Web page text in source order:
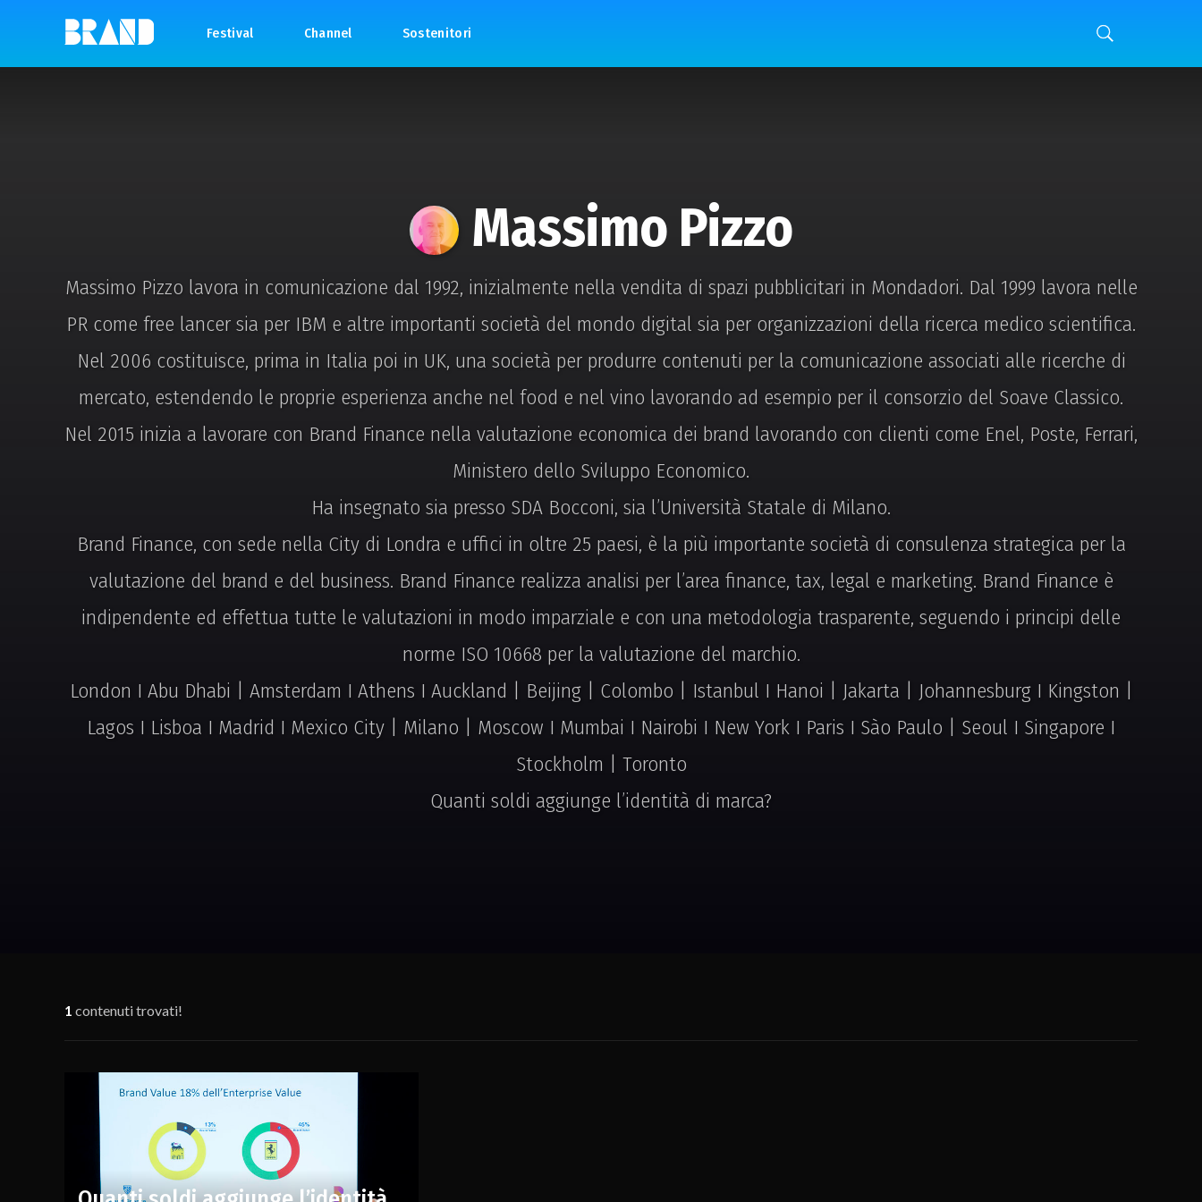
Festival Channel Sostenitori
Massimo Pizzo
Massimo Pizzo lavora in comunicazione dal 1992, inizialmente nella vendita di spazi pubblicitari in Mondadori. Dal 1999 lavora nelle
PR come free lancer sia per IBM e altre importanti società del mondo digital sia per organizzazioni della ricerca medico scientifica.
Nel 2006 costituisce, prima in Italia poi in UK, una società per produrre contenuti per la comunicazione associati alle ricerche di
mercato, estendendo le proprie esperienza anche nel food e nel vino lavorando ad esempio per il consorzio del Soave Classico.
Nel 2015 inizia a lavorare con Brand Finance nella valutazione economica dei brand lavorando con clienti come Enel, Poste, Ferrari,
Ministero dello Sviluppo Economico.
Ha insegnato sia presso SDA Bocconi, sia l’Università Statale di Milano.
Brand Finance, con sede nella City di Londra e uffici in oltre 25 paesi, è la più importante società di consulenza strategica per la
valutazione del brand e del business. Brand Finance realizza analisi per l’area finance, tax, legal e marketing. Brand Finance è
indipendente ed effettua tutte le valutazioni in modo imparziale e con una metodologia trasparente, seguendo i principi delle
norme ISO 10668 per la valutazione del marchio.
London I Abu Dhabi | Amsterdam I Athens I Auckland | Beijing | Colombo | Istanbul I Hanoi | Jakarta | Johannesburg I Kingston |
Lagos I Lisboa I Madrid I Mexico City | Milano | Moscow I Mumbai I Nairobi I New York I Paris I Sào Paulo | Seoul I Singapore I
Stockholm | Toronto
Quanti soldi aggiunge l’identità di marca?
1 contenuti trovati!